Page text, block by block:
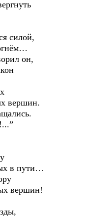
силой,
он,
вершин.
в пути…
вершин!